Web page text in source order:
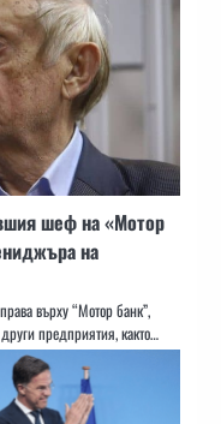
шеф на «Мотор
на
върху “Мотор банк”,
предприятия, както…